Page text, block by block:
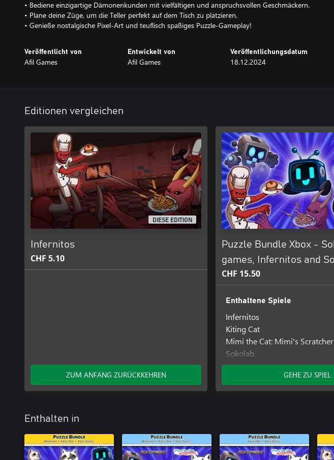
• Bediene einzigartige Dämonenkunden mit vielfältigen und anspruchsvollen Geschmäckern.
• Plane deine Züge, um die Teller perfekt auf dem Tisch zu platzieren.
• Genieße nostalgische Pixel-Art und teuflisch spaßiges Puzzle-Gameplay!
Veröffentlicht von
Afil Games
Entwickelt von
Afil Games
Veröffentlichungsdatum
18.12.2024
Editionen vergleichen
DIESE EDITION
Infernitos
CHF 5.10
ZUM ANFANG ZURÜCKKEHREN
Puzzle Bundle Xbox -
games, Infernitos and
CHF 15.50
Enthaltene Spiele
Infernitos
Kiting Cat
Mimi the Cat: Mimi's Scratcher
Sokolab
Sokorobot
GEHE ZU SPIEL
Enthalten in